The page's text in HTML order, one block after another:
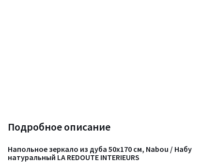
Подробное описание
Напольное зеркало из дуба 50x170 см, Nabou / Набу
натуральный LA REDOUTE INTERIEURS